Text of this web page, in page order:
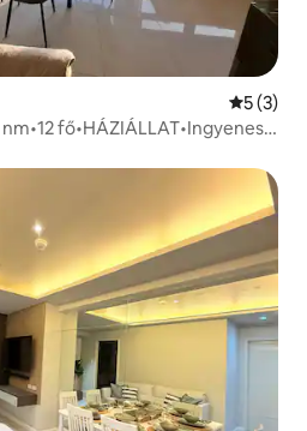
Átlagos
5 (3)
fő•HÁZIÁLLAT•Ingyenes